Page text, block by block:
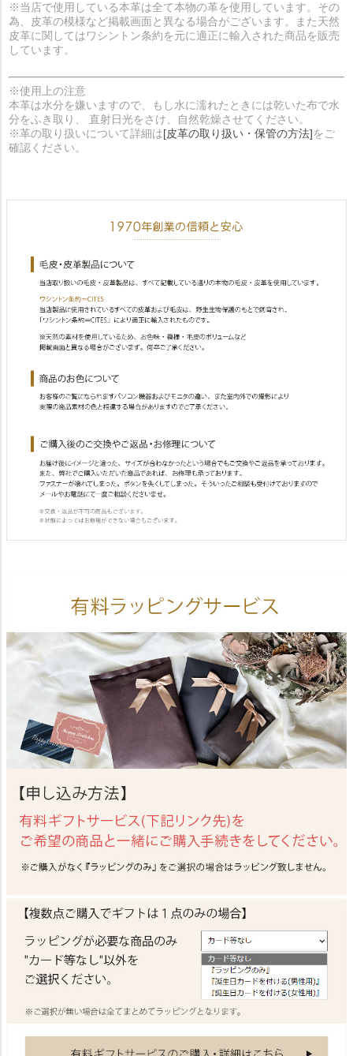
※当店で使用している本革は全て本物の革を使用しています。その
為、皮革の模様など掲載画面と異なる場合がございます。また天然
皮革に関してはワシントン条約を元に適正に輸入された商品を販売
しています。
※使用上の注意
本革は水分を嫌いますので、もし水に濡れたときには乾いた布で水
分をふき取り、 直射日光をさけ、自然乾燥させてください。
※革の取り扱いについて詳細は[皮革の取り扱い・保管の方法]をご
確認ください。